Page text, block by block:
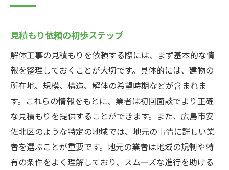
見積もり依頼の初歩ステップ
解体工事の見積もりを依頼する際には、まず基本的な情
報を整理しておくことが大切です。具体的には、建物の
所在地、規模、構造、解体の希望時期などが含まれま
す。これらの情報をもとに、業者は初回面談でより正確
な見積もりを提供することができます。また、広島市安
佐北区のような特定の地域では、地元の事情に詳しい業
者を選ぶことが重要です。地元の業者は地域の規制や特
有の条件をよく理解しており、スムーズな進行を助ける